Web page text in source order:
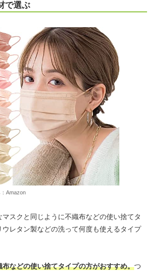
で選ぶ
Amazon
マスクと同じように不織布などの使い捨てタ
レタン製などの洗って何度も使えるタイプ
などの使い捨てタイプの方がおすすめ。つ